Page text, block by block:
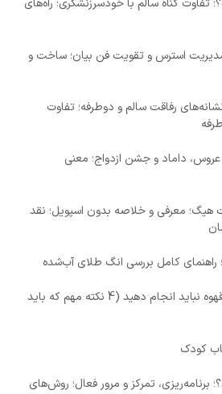
گناه سالم با خودسرزنشگری؛ راه‌های
استرس و تقویت فن بیان؛ ساخت و
رفاقت سالم و دوطرفه؛ تفاوت
داماد و جشن ازدواج؛ معنی
هیگ؛ معرفی و خلاصه بدون اسپویل؛ نقد
راهنمای کامل بررسی انگ طلای آب‌شده
اشتباهاتی که هنگام خرید قهوه نباید انجام دهید (4 نکته مهم که باید
کودک
برنامه‌ریزی، تمرکز و مرور فعال؛ روش‌های